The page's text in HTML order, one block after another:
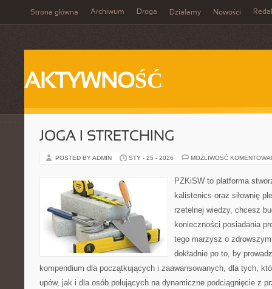
Strona główna Archiwum Droga Działamy Nowości
AKTYWNOŚĆ
JOGA I STRETCHING
POSTED BY ADMIN STY - 25 - 2026 MOŻLIWOŚĆ
PZKiSW to platforma
kalistenics oraz siłownię
rzetelnej wiedzy, chcesz
konieczności posiadania
tego marzysz o
dokładnie po to, by
kompendium dla początkujących i zaawansowanych, dla tych,
upów, jak i dla osób polujących na dynamiczne podciągnięcie z